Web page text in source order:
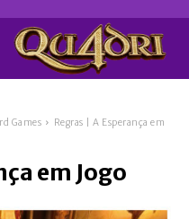
Games
Regras | A Esperança em
em Jogo